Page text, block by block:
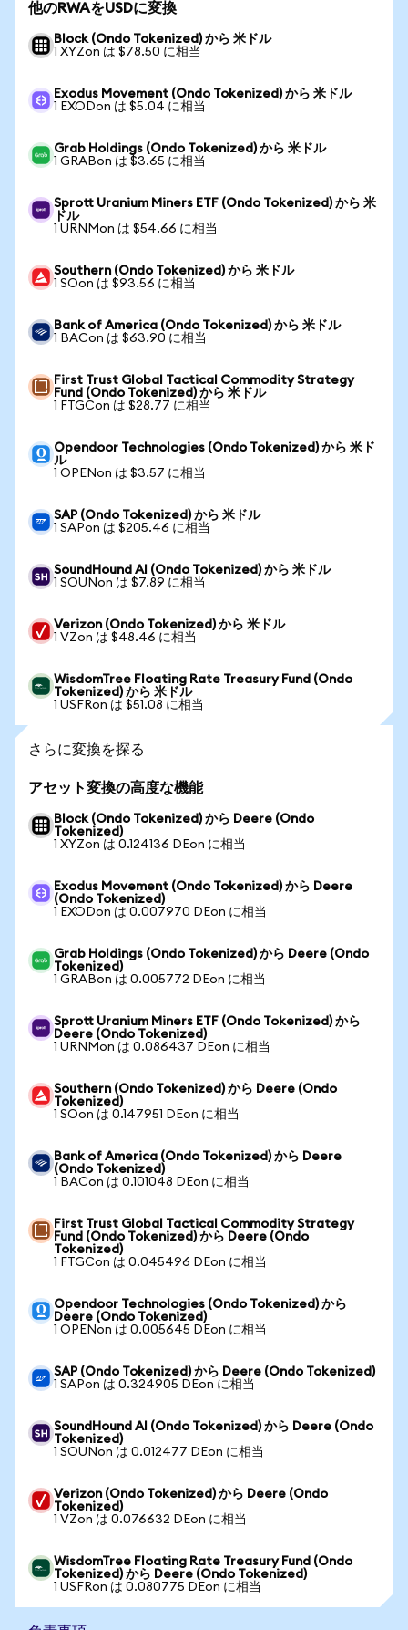
他のRWAをUSDに変換
Block (Ondo Tokenized) から 米ドル
1 XYZon は $78.50 に相当
Exodus Movement (Ondo Tokenized) から 米ドル
1 EXODon は $5.04 に相当
Grab Holdings (Ondo Tokenized) から 米ドル
1 GRABon は $3.65 に相当
Sprott Uranium Miners ETF (Ondo Tokenized) から 米
ドル
1 URNMon は $54.66 に相当
Southern (Ondo Tokenized) から 米ドル
1 SOon は $93.56 に相当
Bank of America (Ondo Tokenized) から 米ドル
1 BACon は $63.90 に相当
First Trust Global Tactical Commodity Strategy
Fund (Ondo Tokenized) から 米ドル
1 FTGCon は $28.77 に相当
Opendoor Technologies (Ondo Tokenized) から 米ド
ル
1 OPENon は $3.57 に相当
SAP (Ondo Tokenized) から 米ドル
1 SAPon は $205.46 に相当
SoundHound AI (Ondo Tokenized) から 米ドル
1 SOUNon は $7.89 に相当
Verizon (Ondo Tokenized) から 米ドル
1 VZon は $48.46 に相当
WisdomTree Floating Rate Treasury Fund (Ondo
Tokenized) から 米ドル
1 USFRon は $51.08 に相当
さらに変換を探る
アセット変換の高度な機能
Block (Ondo Tokenized) から Deere (Ondo
Tokenized)
1 XYZon は 0.124136 DEon に相当
Exodus Movement (Ondo Tokenized) から Deere
(Ondo Tokenized)
1 EXODon は 0.007970 DEon に相当
Grab Holdings (Ondo Tokenized) から Deere (Ondo
Tokenized)
1 GRABon は 0.005772 DEon に相当
Sprott Uranium Miners ETF (Ondo Tokenized) から
Deere (Ondo Tokenized)
1 URNMon は 0.086437 DEon に相当
Southern (Ondo Tokenized) から Deere (Ondo
Tokenized)
1 SOon は 0.147951 DEon に相当
Bank of America (Ondo Tokenized) から Deere
(Ondo Tokenized)
1 BACon は 0.101048 DEon に相当
First Trust Global Tactical Commodity Strategy
Fund (Ondo Tokenized) から Deere (Ondo
Tokenized)
1 FTGCon は 0.045496 DEon に相当
Opendoor Technologies (Ondo Tokenized) から
Deere (Ondo Tokenized)
1 OPENon は 0.005645 DEon に相当
SAP (Ondo Tokenized) から Deere (Ondo Tokenized)
1 SAPon は 0.324905 DEon に相当
SoundHound AI (Ondo Tokenized) から Deere (Ondo
Tokenized)
1 SOUNon は 0.012477 DEon に相当
Verizon (Ondo Tokenized) から Deere (Ondo
Tokenized)
1 VZon は 0.076632 DEon に相当
WisdomTree Floating Rate Treasury Fund (Ondo
Tokenized) から Deere (Ondo Tokenized)
1 USFRon は 0.080775 DEon に相当